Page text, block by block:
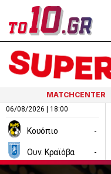
MATCHCENTER
06/08/2026 | 18:00
Κουόπιο -
Ουν. Κραϊόβα -